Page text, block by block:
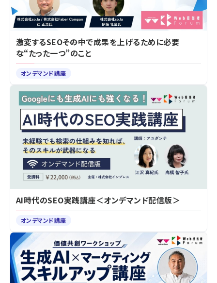
激変するSEO――その中で成果を上げるために必要
な“たった一つ”のこと
オンデマンド講座
AI時代のSEO実践講座＜オンデマンド配信版＞
オンデマンド講座